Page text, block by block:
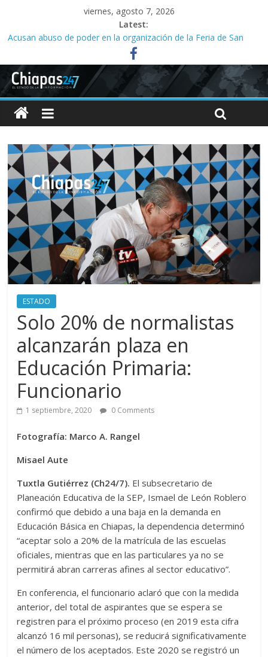
viernes, agosto 7, 2026
Latest:
Acusan abuso de poder en la organización de la Feria de San
Roque; señalan vínculos con el alcalde Ángel Torres
Ministeriales irrumpen a la fuerza en Casa del Migrante;
presbítero exige a la FGE investigar
Acusan a la SMyT de solapar corrupción en el transporte de la
capital
Familias acusan años de retrasos en investigaciones por abuso
sexual infantil
Tres meses sin agua desatan protesta en Yajalón
ESTADO
Solo 20% de normalistas
alcanzarán plaza en
Educación Primaria:
Funcionario
1 septiembre, 2020 0 Comments
Fotografía: Marco A. Rangel
Misael Aute
Tuxtla Gutiérrez (Ch24/7). El subsecretario de
Planeación Educativa de la SEP, Ismael de León Roblero
confirmó que debido a una baja en la demanda en
Educación Básica en Chiapas, la dependencia determinó
“aceptar solo a 20% de la matrícula de las escuelas
oficiales, mientras que en las particulares ya no se
permitirá abran carreras afines al sector educativo”.
En conferencia, el funcionario aclaró que con la medida
anterior, del total de aspirantes que se espera se
registren para el próximo proceso (en 2019 esta cifra
alcanzó 16 mil personas), se reducirá significativamente
el número de los aceptados. Este 2020 se registró un